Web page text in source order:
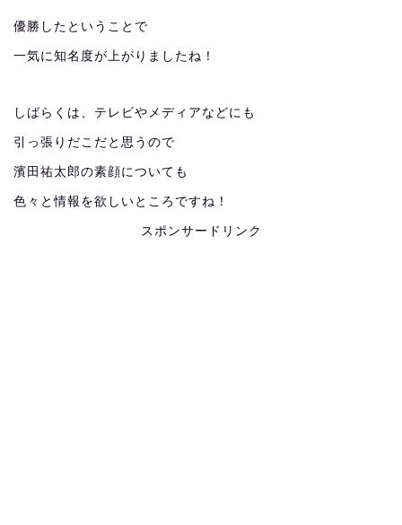
優勝したということで
一気に知名度が上がりましたね！
しばらくは、テレビやメディアなどにも
引っ張りだこだと思うので
濱田祐太郎の素顔についても
色々と情報を欲しいところですね！
スポンサードリンク